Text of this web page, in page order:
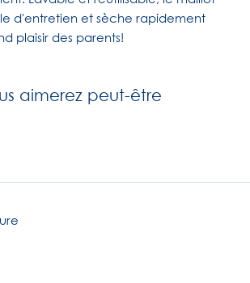
d'entretien et sèche rapidement
plaisir des parents!
aimerez peut-être